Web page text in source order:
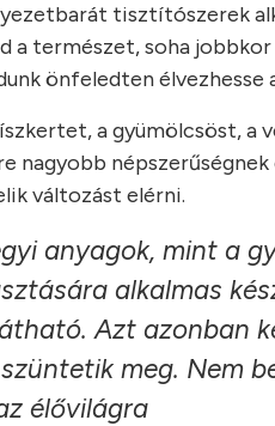
tisztítószerek
a természet, soha
önfeledten
a gyümölcsöst, a
nagyobb
változást elérni.
anyagok, mint a
alkalmas
Azt azonban
meg. Nem
élővilágra